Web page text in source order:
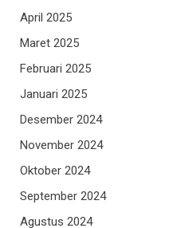
April 2025
Maret 2025
Februari 2025
Januari 2025
Desember 2024
November 2024
Oktober 2024
September 2024
Agustus 2024